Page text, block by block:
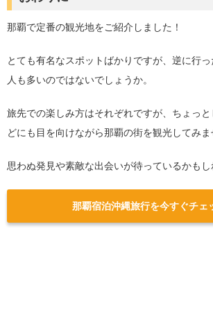
那覇で定番の観光地をご紹介しました！
とても有名なスポットばかりですが、逆に行
人も多いのではないでしょうか。
旅先での楽しみ方はそれぞれですが、ちょっ
どにも目を向けながら那覇の街を観光してみま
思わぬ発見や素敵な出会いが待っているかもし
那覇宿泊沖縄旅行を今すぐチェ